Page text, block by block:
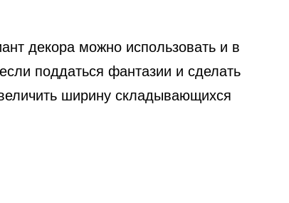
декора можно использовать и в
поддаться фантазии и сделать
ширину складывающихся